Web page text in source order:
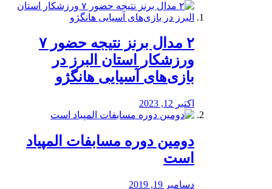
۲ مدال برنز نتیجه حضور ۷
ورزشکار استان البرز در
بازی‌های آسیایی هانگژو
اکتبر 12, 2023
دومین دوره مسابفات المپیاد
است
دسامبر 19, 2019